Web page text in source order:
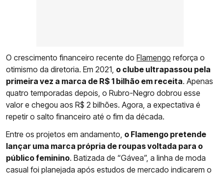
O crescimento financeiro recente do Flamengo reforça o
otimismo da diretoria. Em 2021, o clube ultrapassou pela
primeira vez a marca de R$ 1 bilhão em receita. Apenas
quatro temporadas depois, o Rubro-Negro dobrou esse
valor e chegou aos R$ 2 bilhões. Agora, a expectativa é
repetir o salto financeiro até o fim da década.
Entre os projetos em andamento, o Flamengo pretende
lançar uma marca própria de roupas voltada para o
público feminino. Batizada de “Gávea”, a linha de moda
casual foi planejada após estudos de mercado indicarem o